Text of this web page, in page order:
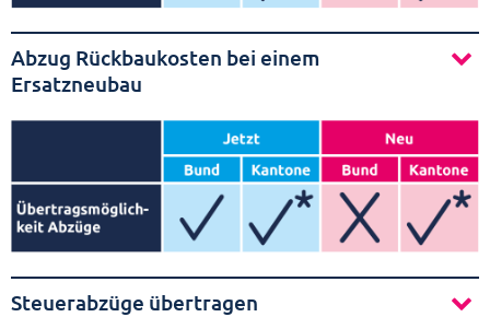
Abzug Rückbaukosten bei einem
Ersatzneubau
Steuerabzüge übertragen